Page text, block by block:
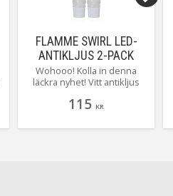
FLAMME SWIRL LED-
ANTIKLJUS 2-PACK
25CM VIT
Wohooo! Kolla in denna
läckra nyhet! Vitt antikljus
populära Flamme serien.
lågan lyser med ett varmvitt
115 KR